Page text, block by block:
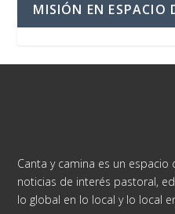
MISIÓN EN ESPACIO
Canta y camina es un
noticias de interés pastoral,
lo global en lo local y lo local